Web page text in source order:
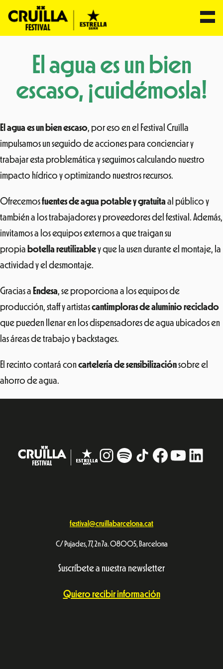
contenidoEl agua es un bien
escaso, ¡cuidémosla!
El agua es un bien escaso, por eso en el Festival Cruïlla
impulsamos un seguido de acciones para concienciar y
trabajar esta problemática y seguimos calculando nuestro
impacto hídrico y optimizando nuestros recursos.
Ofrecemosfuentes de agua potable y gratuita al público y
también a los trabajadores y proveedores del festival. Además,
invitamos a los equipos externos a que traigan su
propia botella reutilizabley que la usen durante el montaje, la
actividad y el desmontaje.
Gracias a Endesa, se proporciona a los equipos de
producción, staff y artistascantimploras de aluminio reciclado
que pueden llenar en los dispensadores de agua ubicados en
las áreas de trabajo y backstages.
El recinto contará concartelería de sensibilizaciónsobre el
ahorro de agua.
Instagram
# TikTokFacebook
festival@cruillabarcelona.cat
C/ Pujades, 77, 2n 7a. 08005, Barcelona
Suscríbete a nuestra newsletter
Quiero recibir información